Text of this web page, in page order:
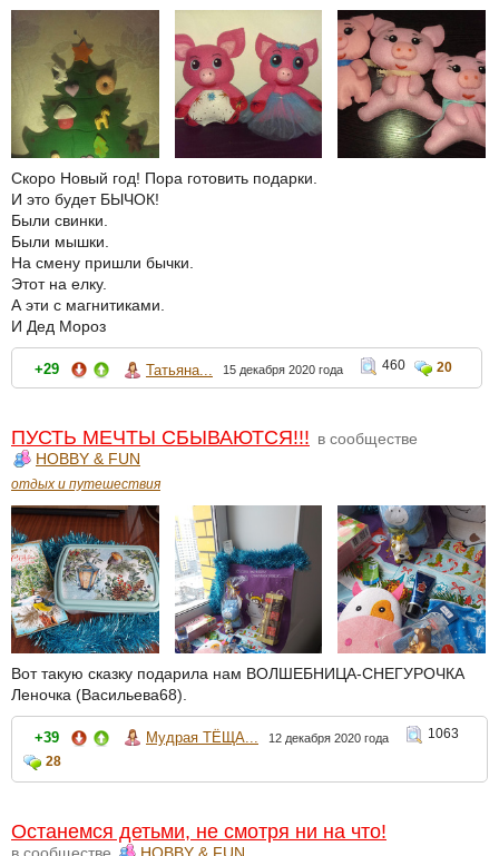
Скоро Новый год! Пора готовить подарки.
И это будет БЫЧОК!
Были свинки.
Были мышки.
На смену пришли бычки.
Этот на елку.
А эти с магнитиками.
И Дед Мороз
+29 Татьяна... 15 декабря 2020 года 460 20
ПУСТЬ МЕЧТЫ СБЫВАЮТСЯ!!! в сообществе
HOBBY & FUN
отдых и путешествия
Вот такую сказку подарила нам ВОЛШЕБНИЦА-СНЕГУРОЧКА
Леночка (Васильева68).
+39 Мудрая ТЁЩА... 12 декабря 2020 года
1063
28
Останемся детьми, не смотря ни на что!
в сообществе HOBBY & FUN